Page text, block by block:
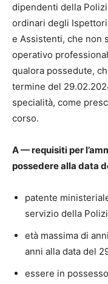
dipendenti della
ordinari degli
e Assistenti, che non
operativo
qualora possedute,
termine del
specialità, come
corso.
A — requisiti per
possedere alla data
patente
servizio della
età massima di
anni alla data del
essere in